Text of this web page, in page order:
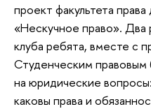
проект факультета
«Нескучное право». Два
клуба ребята, вместе с
Студенческим правовым
на юридические
каковы права и